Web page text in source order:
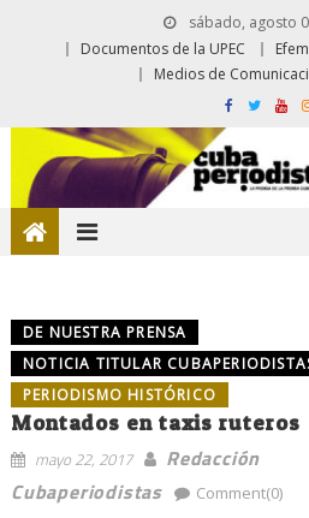
sábado, agosto
Documentos de la UPEC
Medios de
DE NUESTRA PRENSA
NOTICIA TITULAR
PERIODISMO HISTÓRICO
Montados en taxis ruteros
mayo 22, 2017
Redacción
Cubaperiodistas
Comment(0)